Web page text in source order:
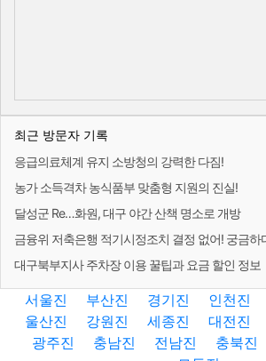
최근 방문자 기록
응급의료체계 유지 소방청의 강력한 다짐!
농가 소득격차 농식품부 맞춤형 지원의 진실!
달성군 Re…화원, 대구 야간 산책 명소로 개방
금융위 저축은행 적기시정조치 결정 없어! 궁금하
대구북부지사 주차장 이용 꿀팁과 요금 할인 정보
서울진 부산진 경기진 인천진
울산진
강원진 세종진 대전진
광주진
충남진 전남진 충북진